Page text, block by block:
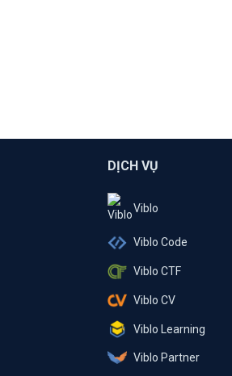
DỊCH VỤ
Viblo
Viblo Code
Viblo CTF
Viblo CV
Viblo Learning
Viblo Partner